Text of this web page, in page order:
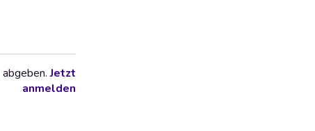
abgeben.Jetzt
anmelden